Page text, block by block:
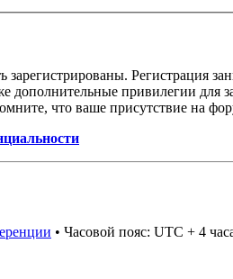
Регистрация
привилегии для
что ваше присутствие на
• Часовой пояс: UTC + 4